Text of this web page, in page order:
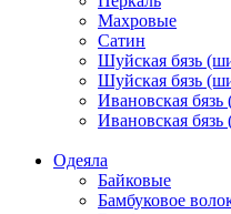
Махровые
Сатин
Шуйская бязь
Шуйская бязь
Ивановская
Ивановская
Одеяла
Байковые
Бамбуковое